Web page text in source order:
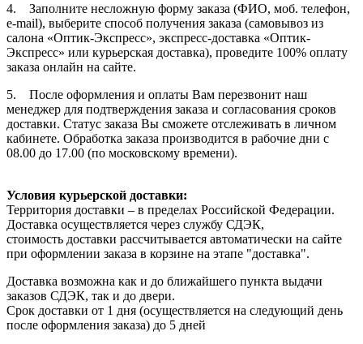
4. Заполните несложную форму заказа (ФИО, моб. телефон,
e-mail), выберите способ получения заказа (самовывоз из
салона «Оптик-Экспресс», экспресс-доставка «Оптик-
Экспресс» или курьерская доставка), проведите 100% оплату
заказа онлайн на сайте.
5. После оформления и оплаты Вам перезвонит наш
менеджер для подтверждения заказа и согласования сроков
доставки. Статус заказа Вы сможете отслеживать в личном
кабинете. Обработка заказа производится в рабочие дни с
08.00 до 17.00 (по московскому времени).
Условия курьерской доставки:
Территория доставки – в пределах Российской Федерации.
Доставка осуществляется через службу СДЭК,
стоимость доставки рассчитывается автоматически на сайте
при оформлении заказа в корзине на этапе "доставка".
Доставка возможна как и до ближайшего пункта выдачи
заказов СДЭК, так и до двери.
Срок доставки от 1 дня (осуществляется на следующий день
после оформления заказа) до 5 дней